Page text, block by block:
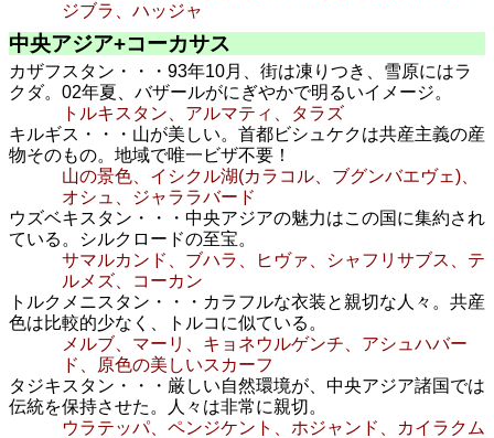
ジブラ、ハッジャ
中央アジア+コーカサス
カザフスタン・・・93年10月、街は凍りつき、雪原にはラ
クダ。02年夏、バザールがにぎやかで明るいイメージ。
トルキスタン、アルマティ、タラズ
キルギス・・・山が美しい。首都ビシュケクは共産主義の産
物そのもの。地域で唯一ビザ不要！
山の景色、イシクル湖(カラコル、ブグンバエヴェ)、
オシュ、ジャララバード
ウズベキスタン・・・中央アジアの魅力はこの国に集約され
ている。シルクロードの至宝。
サマルカンド、ブハラ、ヒヴァ、シャフリサブス、テ
ルメズ、コーカン
トルクメニスタン・・・カラフルな衣装と親切な人々。共産
色は比較的少なく、トルコに似ている。
メルブ、マーリ、キョネウルゲンチ、アシュハバー
ド、原色の美しいスカーフ
タジキスタン・・・厳しい自然環境が、中央アジア諸国では
伝統を保持させた。人々は非常に親切。
ウラテッパ、ペンジケント、ホジャンド、カイラクム